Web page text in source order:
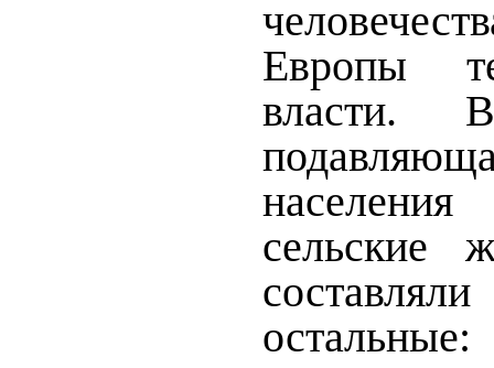
Европы
власти.
населения
сельские